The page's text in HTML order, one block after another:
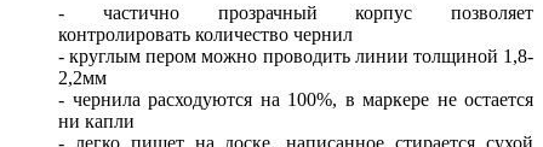
- частично прозрачный корпус позволяет
контролировать количество чернил
- круглым пером можно проводить линии толщиной 1,8-
2,2мм
- чернила расходуются на 100%, в маркере не остается
ни капли